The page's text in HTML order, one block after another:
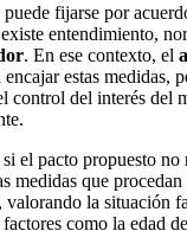
fijarse por
entendimiento,
. En ese contexto, el
estas medidas,
control del interés del
el pacto propuesto no
medidas que
, valorando la situación
como la edad